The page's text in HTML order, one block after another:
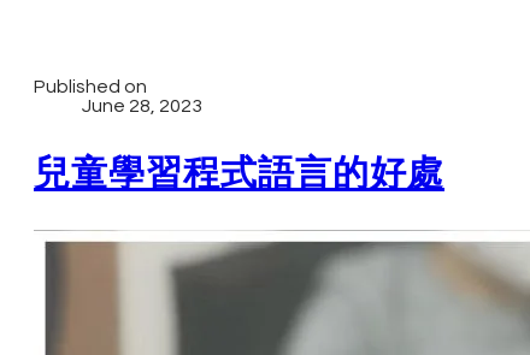
Published on
June 28, 2023
兒童學習程式語言的好處